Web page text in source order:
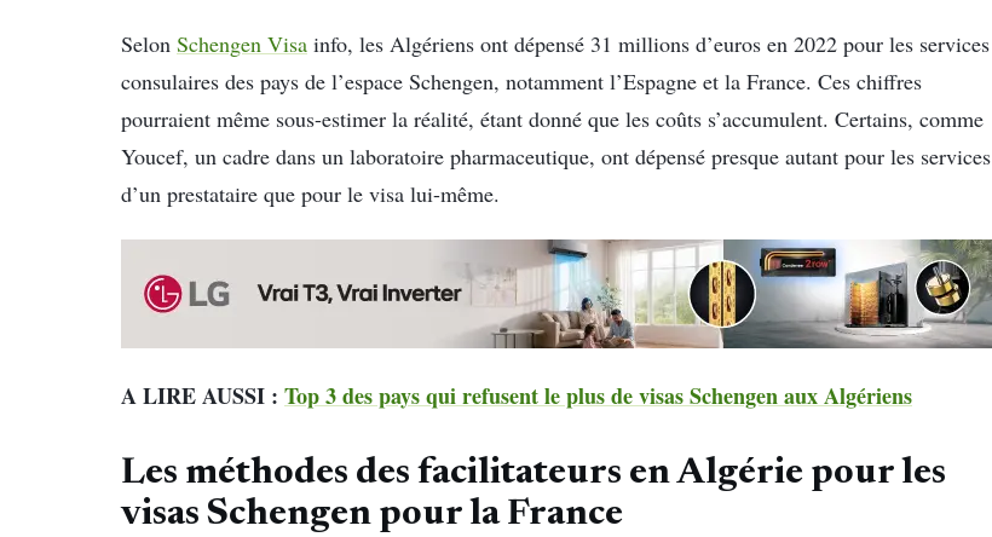
Selon Schengen Visa info, les Algériens ont dépensé 31 millions d’euros en 2022 pour les services
consulaires des pays de l’espace Schengen, notamment l’Espagne et la France. Ces chiffres
pourraient même sous-estimer la réalité, étant donné que les coûts s’accumulent. Certains, comme
Youcef, un cadre dans un laboratoire pharmaceutique, ont dépensé presque autant pour les services
d’un prestataire que pour le visa lui-même.
A LIRE AUSSI : Top 3 des pays qui refusent le plus de visas Schengen aux Algériens
Les méthodes des facilitateurs en Algérie pour les
visas Schengen pour la France